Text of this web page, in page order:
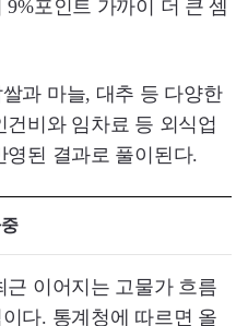
포인트 가까이 더 큰 셈
과 마늘, 대추 등 다양한
비와 임차료 등 외식업
영된 결과로 풀이된다.
이어지는 고물가 흐름
다. 통계청에 따르면 올